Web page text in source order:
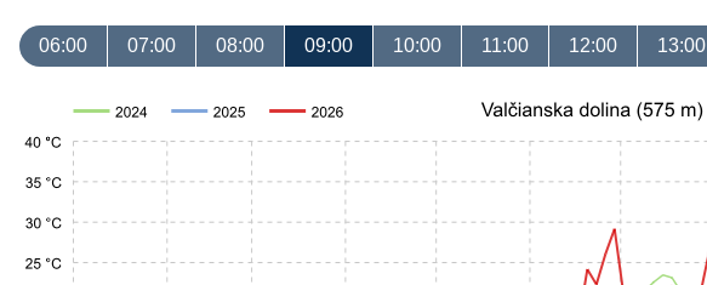
06:00 07:00 08:00 09:00 10:00 11:00 12:00 13:00